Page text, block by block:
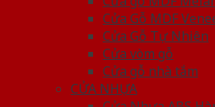
Cửa Gỗ MDF
Cửa Gỗ Tự Nhiên
Cửa vòm gỗ
Cửa gỗ nhà tắm
CỬA NHỰA